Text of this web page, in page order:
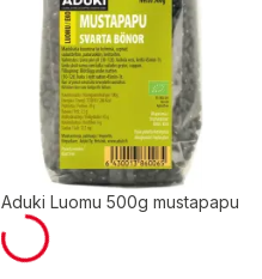
Aduki Luomu 500g mustapapu